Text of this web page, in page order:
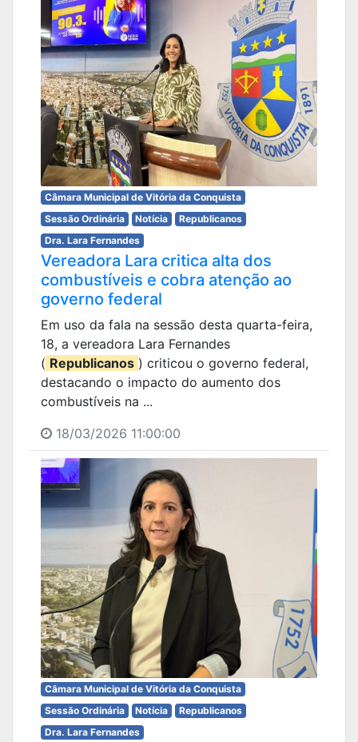
Câmara Municipal de Vitória da Conquista
Sessão Ordinária
Notícia
Republicanos
Dra. Lara Fernandes
Vereadora Lara critica alta dos
combustíveis e cobra atenção ao
governo federal
Em uso da fala na sessão desta quarta-feira,
18, a vereadora Lara Fernandes
( Republicanos ) criticou o governo federal,
destacando o impacto do aumento dos
combustíveis na ...
18/03/2026 11:00:00
Câmara Municipal de Vitória da Conquista
Sessão Ordinária
Notícia
Republicanos
Dra. Lara Fernandes